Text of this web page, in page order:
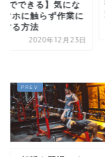
でできる】気にな
マホに触らず作業に
する方法
2020年12月23日